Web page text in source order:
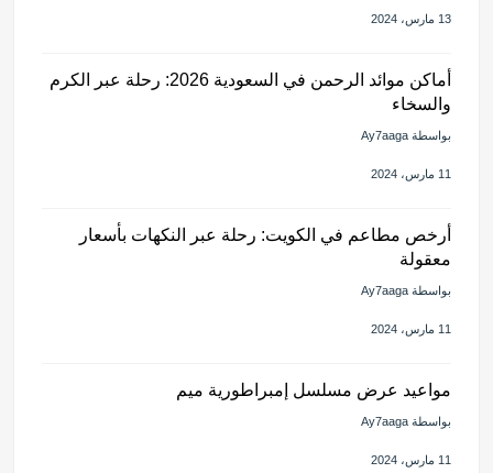
13 مارس، 2024
أماكن موائد الرحمن في السعودية 2026: رحلة عبر الكرم
والسخاء
بواسطة Ay7aaga
11 مارس، 2024
أرخص مطاعم في الكويت: رحلة عبر النكهات بأسعار
معقولة
بواسطة Ay7aaga
11 مارس، 2024
مواعيد عرض مسلسل إمبراطورية ميم
بواسطة Ay7aaga
11 مارس، 2024